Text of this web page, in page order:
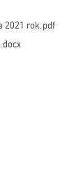
2021 rok.pdf